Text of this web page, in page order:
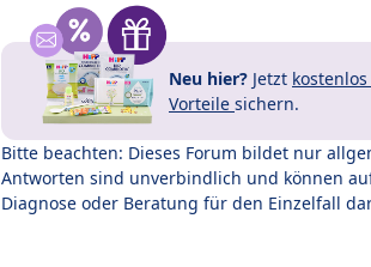
Neu hier? Jetzt
Vorteile sichern.
Bitte beachten: Dieses Forum bildet nur
Antworten sind unverbindlich und können
Diagnose oder Beratung für den Einzelfall